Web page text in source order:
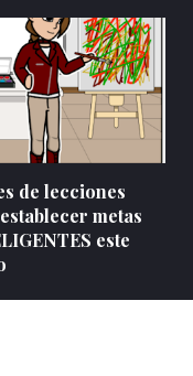
de lecciones
metas
este